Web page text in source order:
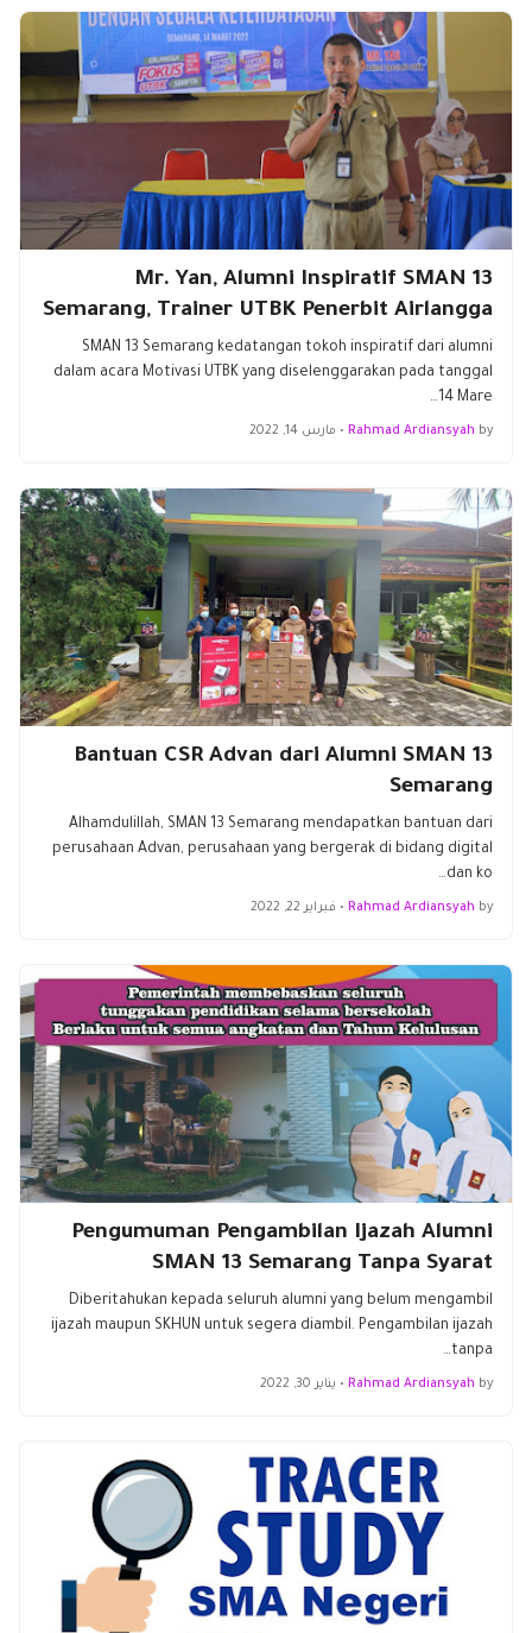
Mr. Yan, Alumni Inspiratif SMAN 13
Semarang, Trainer UTBK Penerbit Airlangga
SMAN 13 Semarang kedatangan tokoh inspiratif dari alumni
dalam acara Motivasi UTBK yang diselenggarakan pada tanggal
14 Mare…
by
Rahmad Ardiansyah
• مارس 14, 2022
Bantuan CSR Advan dari Alumni SMAN 13
Semarang
Alhamdulillah, SMAN 13 Semarang mendapatkan bantuan dari
perusahaan Advan, perusahaan yang bergerak di bidang digital
dan ko…
by
Rahmad Ardiansyah
• فبراير 22, 2022
Pengumuman Pengambilan Ijazah Alumni
SMAN 13 Semarang Tanpa Syarat
Diberitahukan kepada seluruh alumni yang belum mengambil
ijazah maupun SKHUN untuk segera diambil. Pengambilan ijazah
tanpa…
by
Rahmad Ardiansyah
• يناير 30, 2022